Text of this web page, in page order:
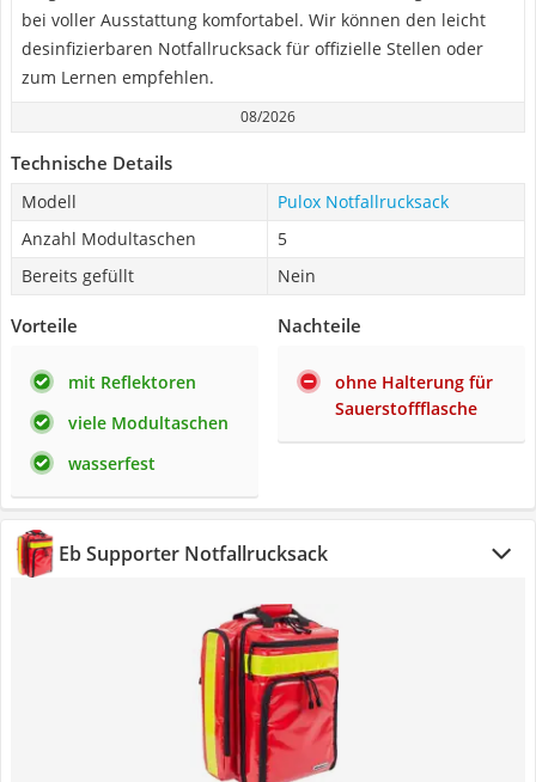
bei voller Ausstattung komfortabel. Wir können den leicht
desinfizierbaren Notfallrucksack für offizielle Stellen oder
zum Lernen empfehlen.
08/2026
Technische Details
Modell
Pulox Notfallrucksack
Anzahl Modultaschen
5
Bereits gefüllt
Nein
Vorteile
mit Reflektoren
viele Modultaschen
wasserfest
Nachteile
ohne Halterung für
Sauerstoffflasche
Eb Supporter Notfallrucksack